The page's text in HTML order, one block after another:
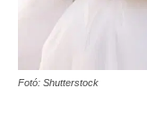
Fotó: Shutterstock